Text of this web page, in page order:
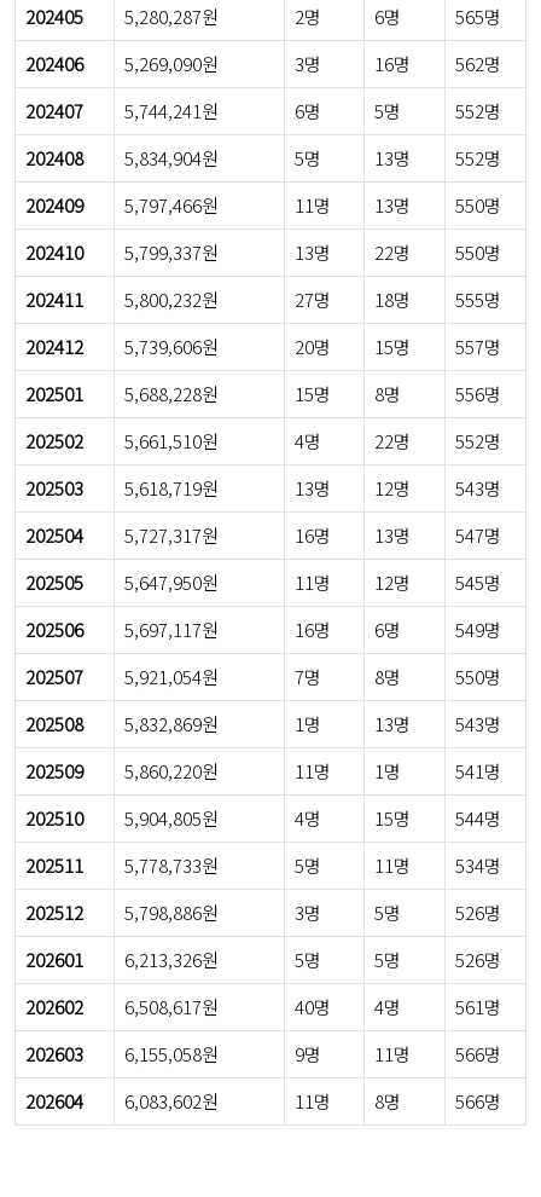
202405 5,280,287원 2명 6명
565명
202406
5,269,090원 3명 16명
562명
202407
5,744,241원 6명 5명
552명
202408
5,834,904원 5명 13명
552명
202409
5,797,466원 11명 13명
550명
202410
5,799,337원 13명 22명
550명
202411
5,800,232원 27명 18명
555명
202412
5,739,606원 20명 15명
557명
202501
5,688,228원 15명 8명
556명
202502
5,661,510원 4명 22명
552명
202503
5,618,719원 13명 12명
543명
202504
5,727,317원 16명 13명
547명
202505
5,647,950원 11명 12명
545명
202506
5,697,117원 16명 6명
549명
202507
5,921,054원 7명 8명
550명
202508
5,832,869원 1명 13명
543명
202509
5,860,220원 11명 1명
541명
202510
5,904,805원 4명 15명
544명
202511
5,778,733원 5명 11명
534명
202512
5,798,886원 3명 5명
526명
202601
6,213,326원 5명 5명
526명
202602
6,508,617원 40명 4명
561명
202603
6,155,058원 9명 11명
566명
202604
6,083,602원 11명 8명 566명